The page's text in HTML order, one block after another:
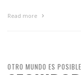
Read more
OTRO MUNDO ES POSIBLE